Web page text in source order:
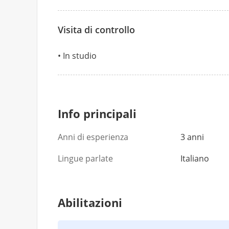
Visita di controllo
In studio
Info principali
Anni di esperienza
3 anni
Lingue parlate
Italiano
Abilitazioni